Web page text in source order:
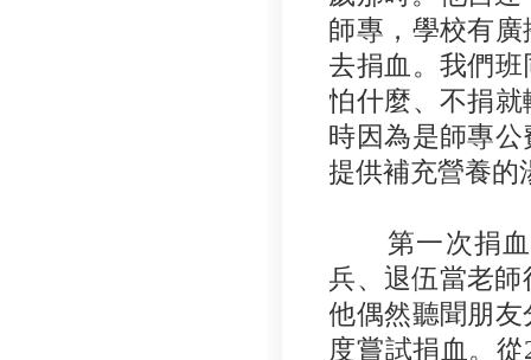
師專，學校有
去捐血。我們
怕什麼、不捐
時因為是師專
提供補充營養的
第一次捐血
兵、退伍當老
他偶然聽聞朋
度嘗試捐血。